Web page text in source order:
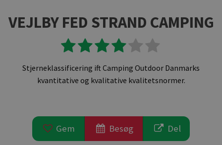
VEJLBY FED STRAND CAMPING
Stjerneklassificering ift Camping Outdoor Danmarks
kvantitative og kvalitative kvalitetsnormer.
Gem Besøg Del